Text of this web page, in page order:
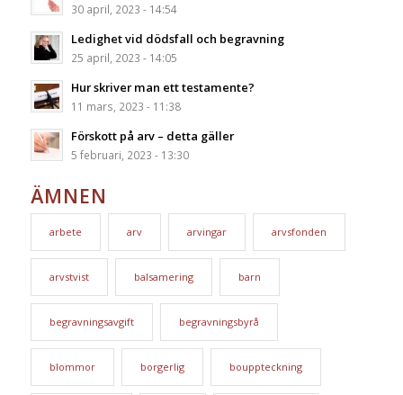
30 april, 2023 - 14:54
Ledighet vid dödsfall och begravning
25 april, 2023 - 14:05
Hur skriver man ett testamente?
11 mars, 2023 - 11:38
Förskott på arv – detta gäller
5 februari, 2023 - 13:30
ÄMNEN
arbete arv arvingar arvsfonden
arvstvist balsamering barn
begravningsavgift begravningsbyrå
blommor borgerlig bouppteckning